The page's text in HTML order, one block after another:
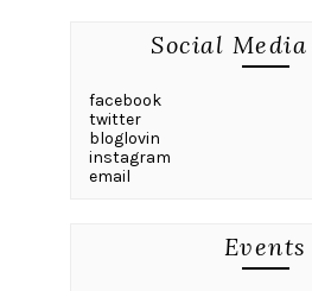
Social
facebook
twitter
bloglovin
instagram
email
Events